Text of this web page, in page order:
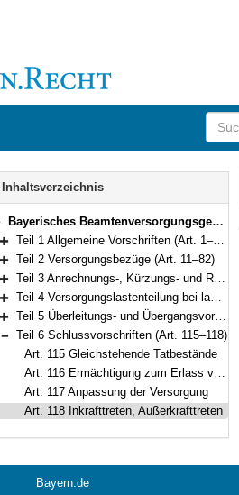
Navigation
Inhaltsverzeichnis
Bereich reduzieren
Bayerisches Beamtenversorgungsgesetz (BayBeamtVG) Vom 5. August 2010 (GVBl. S. 410, 528, 764) BayRS 2033-1-1-F (Art. 1–118)
Bereich erweitern
Teil 1 Allgemeine Vorschriften (Art. 1–10)
Bereich erweitern
Teil 2 Versorgungsbezüge (Art. 11–82)
Bereich erweitern
Teil 3 Anrechnungs-, Kürzungs- und Ruhensvorschriften (Art. 83–93)
Bereich erweitern
Teil 4 Versorgungslastenteilung bei landesinternen Dienstherrenwechseln (Art. 94–99a)
Bereich erweitern
Teil 5 Überleitungs- und Übergangsvorschriften (Art. 100–114i)
Bereich reduzieren
Teil 6 Schlussvorschriften (Art. 115–118)
Art. 115 Gleichstehende Tatbestände
Art. 116 Ermächtigung zum Erlass von Verwaltungsvorschriften
Art. 117 Anpassung der Versorgung
Art. 118 Inkrafttreten, Außerkrafttreten
Bayern.de